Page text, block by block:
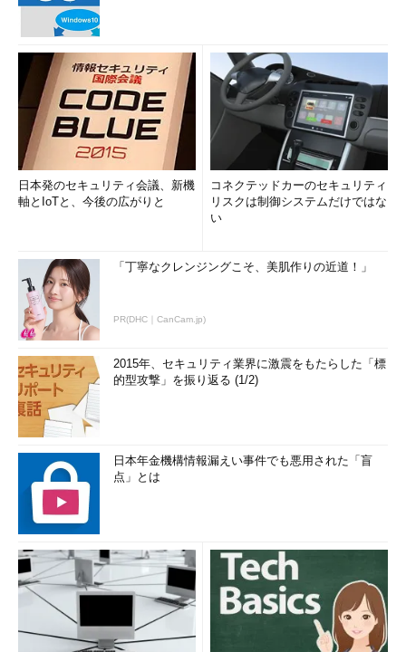
日本発のセキュリティ会議、新機
軸とIoTと、今後の広がりと
コネクテッドカーのセキュリティ
リスクは制御システムだけではな
い
「丁寧なクレンジングこそ、美肌作りの近道！」
PR(DHC｜CanCam.jp)
2015年、セキュリティ業界に激震をもたらした「標
的型攻撃」を振り返る (1/2)
日本年金機構情報漏えい事件でも悪用された「盲
点」とは